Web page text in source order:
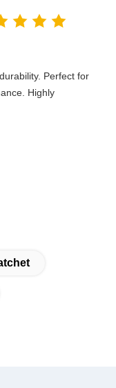
Perfect for
Highly